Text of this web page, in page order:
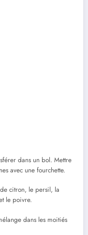
dans un bol. Mettre
avec une fourchette.
citron, le persil, la
le poivre.
dans les moitiés